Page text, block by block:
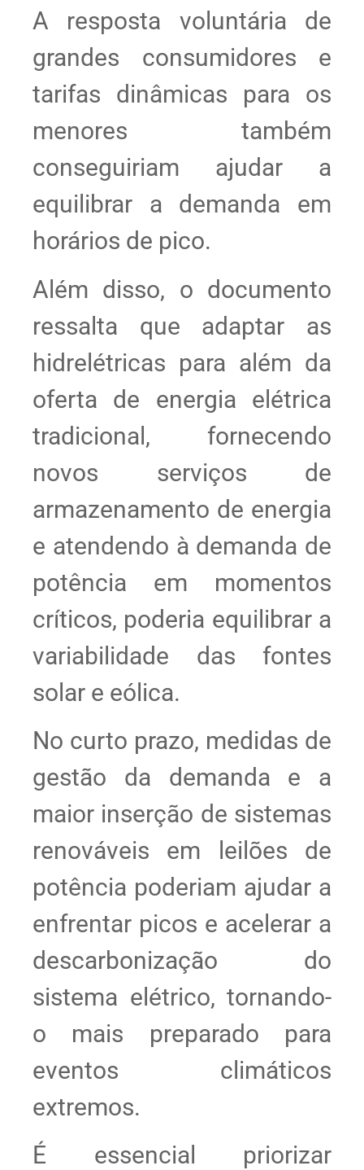
A resposta voluntária de
grandes consumidores e
tarifas dinâmicas para os
menores também
conseguiriam ajudar a
equilibrar a demanda em
horários de pico.
Além disso, o documento
ressalta que adaptar as
hidrelétricas para além da
oferta de energia elétrica
tradicional, fornecendo
novos serviços de
armazenamento de energia
e atendendo à demanda de
potência em momentos
críticos, poderia equilibrar a
variabilidade das fontes
solar e eólica.
No curto prazo, medidas de
gestão da demanda e a
maior inserção de sistemas
renováveis em leilões de
potência poderiam ajudar a
enfrentar picos e acelerar a
descarbonização do
sistema elétrico, tornando-
o mais preparado para
eventos climáticos
extremos.
É essencial priorizar